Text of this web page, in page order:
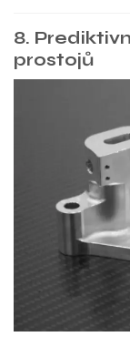
8.
prostojů